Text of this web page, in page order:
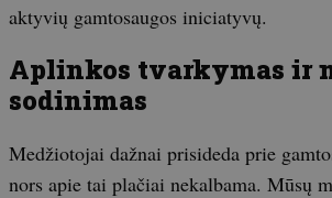
aktyvių gamtosaugos iniciatyvų.
Aplinkos tvarkymas ir
sodinimas
Medžiotojai dažnai prisideda prie
nors apie tai plačiai nekalbama. Mūsų